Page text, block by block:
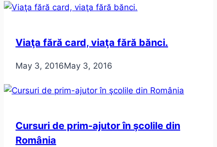
Viaţa fără card, viaţa fără bănci.
May 3, 2016May 3, 2016
Cursuri de prim-ajutor în şcolile din
România